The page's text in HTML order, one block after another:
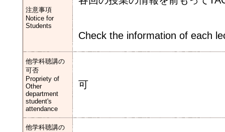
注意事項
Notice for
Students
Check the information of each
他学科聴講の
可否
Propriety of
Other
department
student's
attendance
可
他学科聴講の